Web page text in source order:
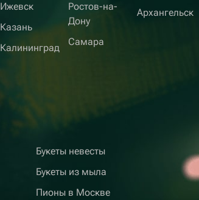
Ижевск
Казань
Калининград
Ростов-на-
Дону
Самара
Архангельск
Букеты невесты
Букеты из мыла
Пионы в Москве